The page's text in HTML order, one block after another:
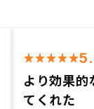
より効果
てくれた